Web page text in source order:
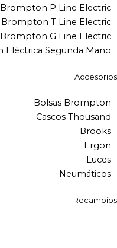
Brompton P Line Electric
Brompton T Line Electric
Brompton G Line Electric
Eléctrica Segunda Mano
Accesorios
Bolsas Brompton
Cascos Thousand
Brooks
Ergon
Luces
Neumáticos
Recambios